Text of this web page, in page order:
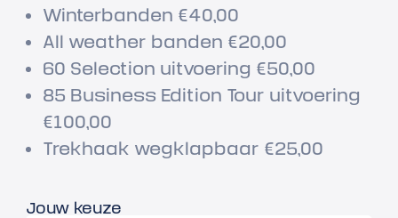
Winterbanden €40,00
All weather banden €20,00
60 Selection uitvoering €50,00
85 Business Edition Tour uitvoering
€100,00
Trekhaak wegklapbaar €25,00
Jouw keuze